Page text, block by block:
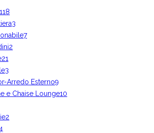
118
3
7
2
21
3
Arredo Esterno9
e Chaise Lounge10
2